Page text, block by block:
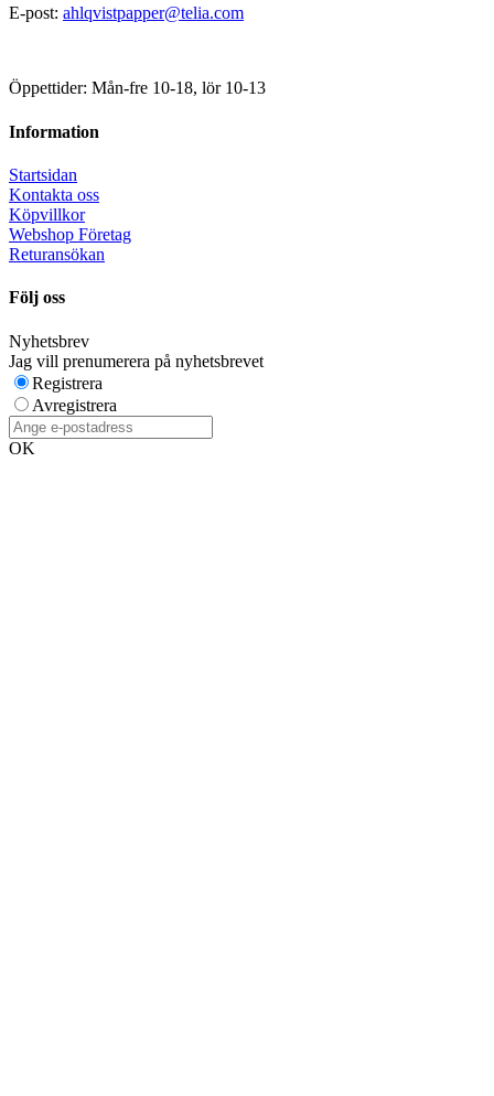
E-post: ahlqvistpapper@telia.com
Öppettider: Mån-fre 10-18, lör 10-13
Information
Startsidan
Kontakta oss
Köpvillkor
Webshop Företag
Returansökan
Följ oss
Nyhetsbrev
Jag vill prenumerera på nyhetsbrevet
Registrera
Avregistrera
OK